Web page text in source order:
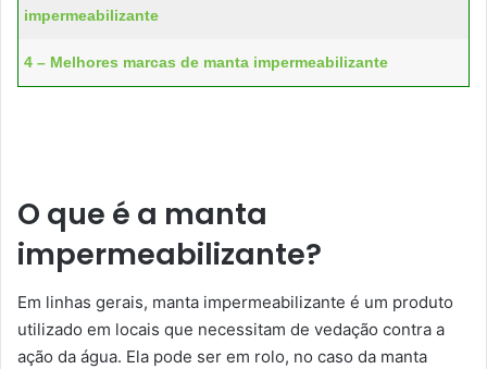
impermeabilizante
4 – Melhores marcas de manta impermeabilizante
O que é a manta
impermeabilizante?
Em linhas gerais, manta impermeabilizante é um produto
utilizado em locais que necessitam de vedação contra a
ação da água. Ela pode ser em rolo, no caso da manta